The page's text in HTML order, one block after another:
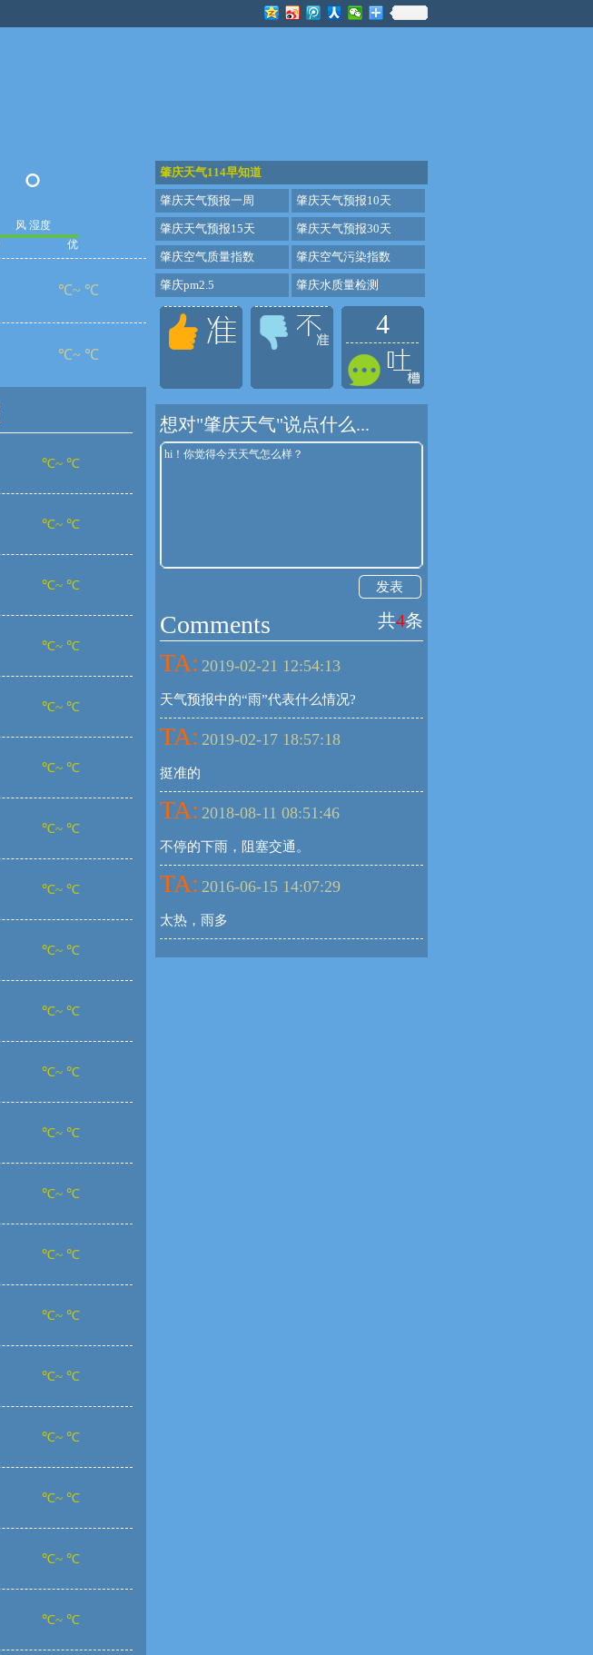
°
风 湿度
优
℃~ ℃
℃~ ℃
℃~ ℃
℃~ ℃
℃~ ℃
℃~ ℃
℃~ ℃
℃~ ℃
℃~ ℃
℃~ ℃
℃~ ℃
℃~ ℃
℃~ ℃
℃~ ℃
℃~ ℃
℃~ ℃
℃~ ℃
℃~ ℃
℃~ ℃
℃~ ℃
℃~ ℃
℃~ ℃
肇庆天气114早知道
肇庆天气预报一周 肇庆天气预报10天
肇庆天气预报15天 肇庆天气预报30天
肇庆空气质量指数 肇庆空气污染指数
肇庆pm2.5 肇庆水质量检测
4
想对"肇庆天气"说点什么...
发表
Comments 共4条
TA: 2019-02-21 12:54:13
天气预报中的“雨”代表什么情况?
TA: 2019-02-17 18:57:18
挺准的
TA: 2018-08-11 08:51:46
不停的下雨，阻塞交通。
TA: 2016-06-15 14:07:29
太热，雨多